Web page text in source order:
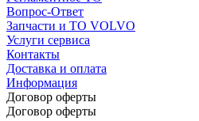
Вопрос-Ответ
Запчасти и ТО VOLVO
Услуги сервиса
Контакты
Доставка и оплата
Информация
Договор оферты
Договор оферты